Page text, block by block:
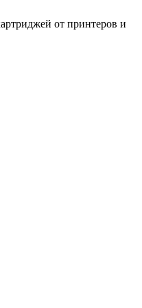
от принтеров и